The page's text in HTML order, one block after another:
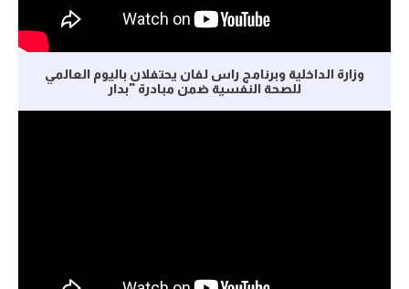
وزارة الداخلية وبرنامج راس لفان يحتفلان باليوم العالمي
للصحة النفسية ضمن مبادرة "بدار